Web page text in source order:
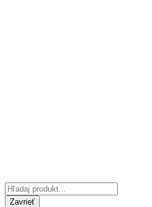
Zavrieť